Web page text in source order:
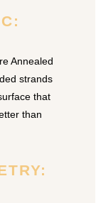
Annealed
strands
that
than